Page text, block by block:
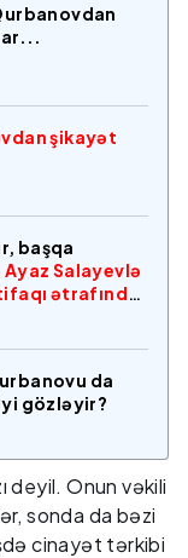
şikayət
başqa
Ayaz Salayevlə
ətrafında
da
gözləyir?
deyil. Onun vəkili
sonda da bəzi
cinayət tərkibi